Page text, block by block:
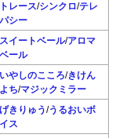
トレース/シンクロ/テレ
パシー
スイートベール/アロマ
ベール
いやしのこころ/きけん
よち/マジックミラー
げきりゅう/うるおいボ
イス